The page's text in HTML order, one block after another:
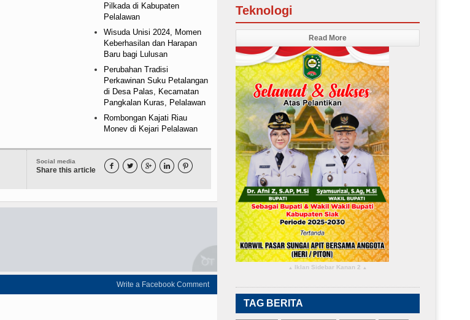
Pilkada di Kabupaten
Pelalawan
Wisuda Unisi 2024, Momen
Keberhasilan dan Harapan
Baru bagi Lulusan
Perubahan Tradisi
Perkawinan Suku Petalangan
di Desa Palas, Kecamatan
Pangkalan Kuras, Pelalawan
Rombongan Kajati Riau
Monev di Kejari Pelalawan
Social media
Share this article     
Write a Facebook Comment
Teknologi
Read More
▴ Iklan Sidebar Kanan 2 ▴
TAG BERITA